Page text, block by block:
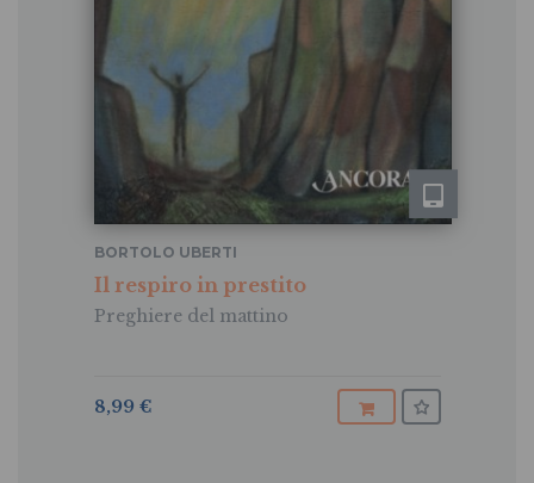
Il respiro in prestito
Preghiere del mattino
BORTOLO UBERTI
8,99 €